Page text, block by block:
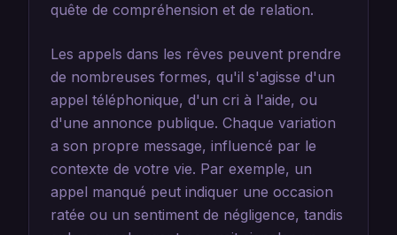
quête de compréhension et de relation.
Les appels dans les rêves peuvent prendre
de nombreuses formes, qu'il s'agisse d'un
appel téléphonique, d'un cri à l'aide, ou
d'une annonce publique. Chaque variation
a son propre message, influencé par le
contexte de votre vie. Par exemple, un
appel manqué peut indiquer une occasion
ratée ou un sentiment de négligence, tandis